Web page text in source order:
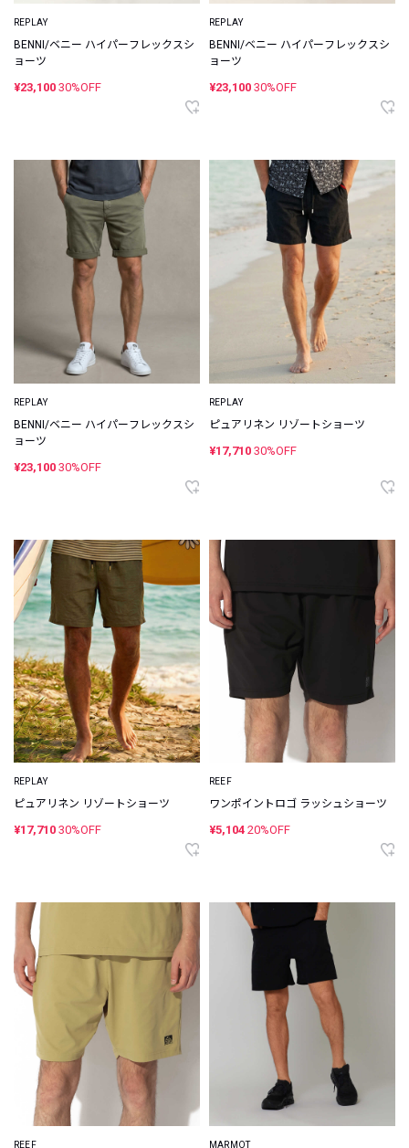
REPLAY
BENNI/ベニー ハイパーフレックスシ
ョーツ
¥23,100 30%OFF
REPLAY
BENNI/ベニー ハイパーフレックスシ
ョーツ
¥23,100 30%OFF
REPLAY
BENNI/ベニー ハイパーフレックスシ
ョーツ
¥23,100 30%OFF
REPLAY
ピュアリネン リゾートショーツ
¥17,710 30%OFF
REPLAY
ピュアリネン リゾートショーツ
¥17,710 30%OFF
REEF
ワンポイントロゴ ラッシュショーツ
¥5,104 20%OFF
REEF MARMOT